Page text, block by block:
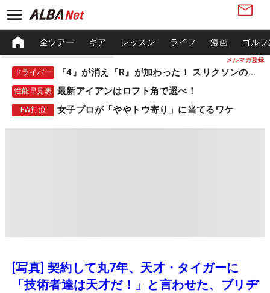
メルマガ登録
全ツアー ギア レッスン ライフ 漫画 ゴル
ドライバー 『4』が消え『R』が加わった！ スリクソンの新作
性能早見表 最新アイアンはロフト角で選べ！
FW打痕 女子プロが「ややトウ寄り」に当てるワケ
[写真] 契約して丸7年、天才・タイガーに
「技術者達は天才だ！」と言わせた、ブリヂ